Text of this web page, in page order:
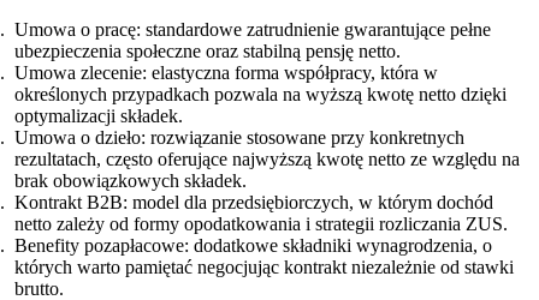
Umowa o pracę: standardowe zatrudnienie gwarantujące pełne
ubezpieczenia społeczne oraz stabilną pensję netto.
Umowa zlecenie: elastyczna forma współpracy, która w
określonych przypadkach pozwala na wyższą kwotę netto dzięki
optymalizacji składek.
Umowa o dzieło: rozwiązanie stosowane przy konkretnych
rezultatach, często oferujące najwyższą kwotę netto ze względu na
brak obowiązkowych składek.
Kontrakt B2B: model dla przedsiębiorczych, w którym dochód
netto zależy od formy opodatkowania i strategii rozliczania ZUS.
Benefity pozapłacowe: dodatkowe składniki wynagrodzenia, o
których warto pamiętać negocjując kontrakt niezależnie od stawki
brutto.